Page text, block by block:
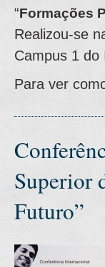
“Formações
Realizou-se
Campus 1 do
Para ver
Superior
Futuro”